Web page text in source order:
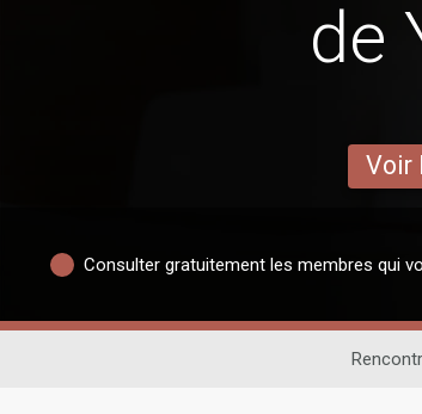
de
Voir
Consulter gratuitement les membres qui